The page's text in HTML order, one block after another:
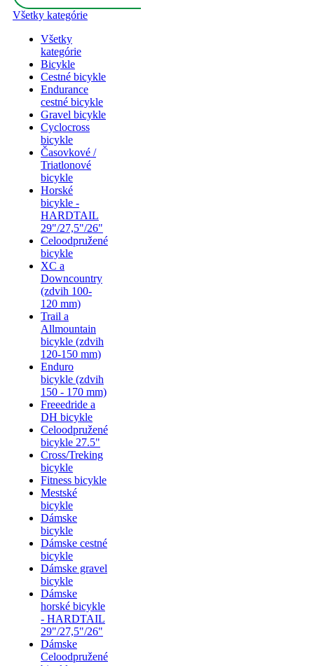
Všetky kategórie
Všetky
kategórie
Bicykle
Cestné bicykle
Endurance
cestné bicykle
Gravel bicykle
Cyclocross
bicykle
Časovkové /
Triatlonové
bicykle
Horské
bicykle -
HARDTAIL
29"/27,5"/26"
Celoodpružené
bicykle
XC a
Downcountry
(zdvih 100-
120 mm)
Trail a
Allmountain
bicykle (zdvih
120-150 mm)
Enduro
bicykle (zdvih
150 - 170 mm)
Freeedride a
DH bicykle
Celoodpružené
bicykle 27.5"
Cross/Treking
bicykle
Fitness bicykle
Mestské
bicykle
Dámske
bicykle
Dámske cestné
bicykle
Dámske gravel
bicykle
Dámske
horské bicykle
- HARDTAIL
29"/27,5"/26"
Dámske
Celoodpružené